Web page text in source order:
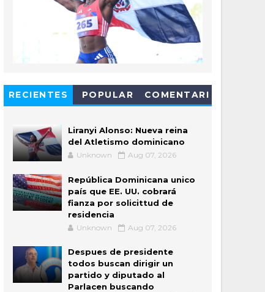
RECIENTES POPULAR
COMENTARI
Liranyi Alonso: Nueva reina
del Atletismo dominicano
Unknown Aug 07, 2026
República Dominicana unico
país que EE. UU. cobrará
fianza por solicittud de
residencia
Unknown Aug 07, 2026
Despues de presidente
todos buscan dirigir un
partido y diputado al
Parlacen buscando